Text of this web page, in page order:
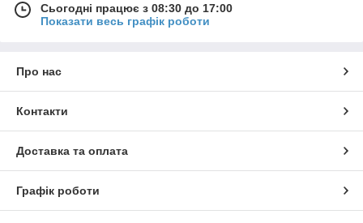
Сьогодні працює з 08:30 до 17:00
Показати весь графік роботи
Про нас
Контакти
Доставка та оплата
Графік роботи